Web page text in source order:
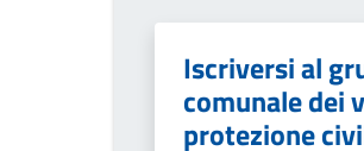
Iscriversi al
comunale dei
protezione